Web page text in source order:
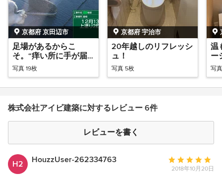
京都府 京田辺市
足場があるからこ
そ。“痒い所に手が届
く”工事！
写真 19枚
京都府 宇治市
20年越しのリフレッシ
ュ！
写真 5枚
温
ー
写
株式会社アイビ建築に対するレビュー 6件
レビューを書く
H2 HouzzUser-262334763
平
均
2018年10月20日